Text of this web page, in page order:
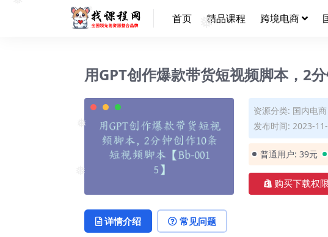
❅
首页
精品课程 跨境电商
用GPT创作爆款带货短视频脚本，2
资源分类: 国内电商
发布时间: 2023-
普通用户: 39元
购买下载权限
详情介绍 常见问题